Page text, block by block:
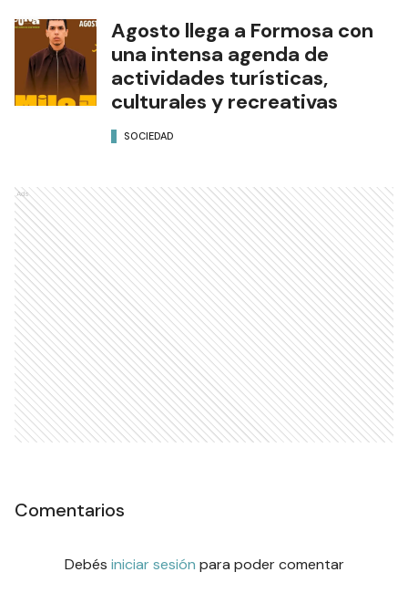
Agosto llega a Formosa con
una intensa agenda de
actividades turísticas,
culturales y recreativas
SOCIEDAD
Ads
Comentarios
Debés iniciar sesión para poder comentar